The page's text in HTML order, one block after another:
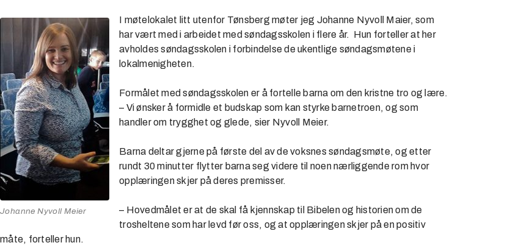
Johanne Nyvoll Meier
I møtelokalet litt utenfor Tønsberg møter jeg Johanne Nyvoll Maier, som
har vært med i arbeidet med søndagsskolen i flere år. Hun forteller at her
avholdes søndagsskolen i forbindelse de ukentlige søndagsmøtene i
lokalmenigheten.
Formålet med søndagsskolen er å fortelle barna om den kristne tro og lære.
– Vi ønsker å formidle et budskap som kan styrke barnetroen, og som
handler om trygghet og glede, sier Nyvoll Meier.
Barna deltar gjerne på første del av de voksnes søndagsmøte, og etter
rundt 30 minutter flytter barna seg videre til noen nærliggende rom hvor
opplæringen skjer på deres premisser.
– Hovedmålet er at de skal få kjennskap til Bibelen og historien om de
trosheltene som har levd før oss, og at opplæringen skjer på en positiv
måte, forteller hun.